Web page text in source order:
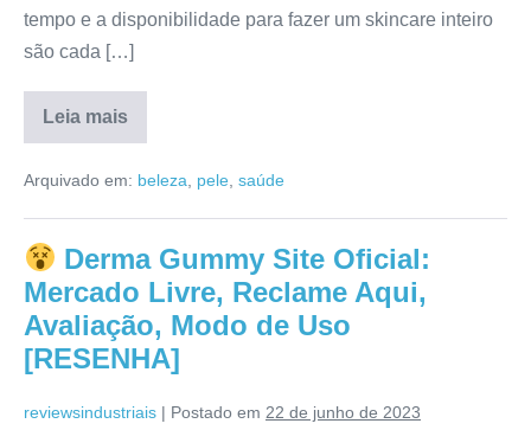
tempo e a disponibilidade para fazer um skincare inteiro
são cada […]
Leia mais
Ella
É
Preço,
Como
Comprar,
Mercado
Livre
[RESENHA]
Arquivado em: beleza pele saúde
Derma Gummy Site Oficial:
Mercado Livre, Reclame Aqui,
Avaliação, Modo de Uso
[RESENHA]
reviewsindustriais | Postado em 22 de junho de 2023